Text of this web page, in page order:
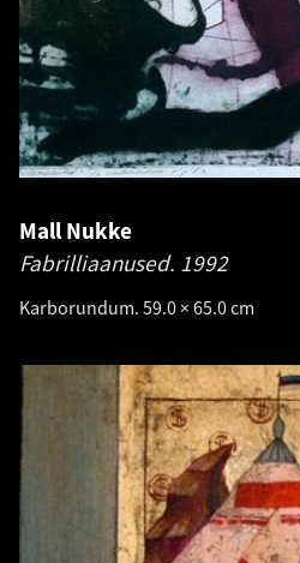
Mall Nukke
Fabrilliaanused. 1992
Karborundum. 59.0 × 65.0 cm